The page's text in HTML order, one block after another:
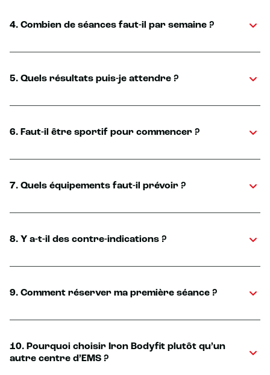
4. Combien de séances faut-il par semaine ?
5. Quels résultats puis-je attendre ?
6. Faut-il être sportif pour commencer ?
7. Quels équipements faut-il prévoir ?
8. Y a-t-il des contre-indications ?
9. Comment réserver ma première séance ?
10. Pourquoi choisir Iron Bodyfit plutôt qu’un
autre centre d’EMS ?